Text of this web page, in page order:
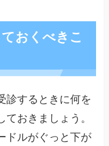
おくべきこ
診するときに何を
おきましょう。
ドルがぐっと下が